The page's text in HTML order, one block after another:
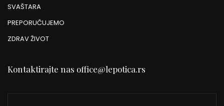
SVAŠTARA
PREPORUČUJEMO
ZDRAV ŽIVOT
Kontaktirajte nas office@lepotica.rs